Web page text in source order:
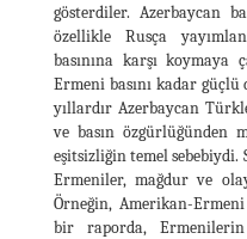
gösterdiler. Azerbaycan
özellikle Rusça
basınına karşı koymaya
Ermeni basını kadar
yıllardır Azerbaycan
ve basın özgürlüğünden
eşitsizliğin temel
Ermeniler, mağdur ve
Örneğin, Amerikan-
bir raporda, Ermenilerin